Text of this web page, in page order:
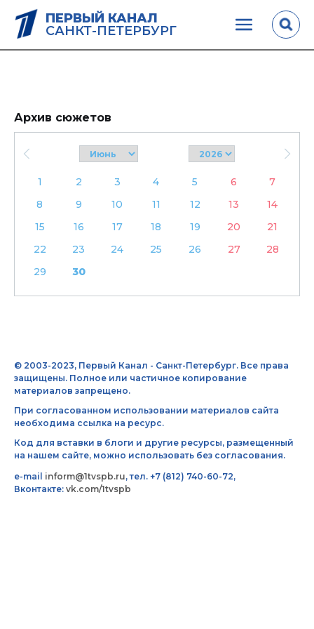
ПЕРВЫЙ КАНАЛ
САНКТ-ПЕТЕРБУРГ
Архив сюжетов
1 2 3 4 5 6
7
8
9 10 11 12 13
14
15
16 17 18 19 20
21
22
23 24 25 26 27
28
29
30
© 2003-2023, Первый Канал - Санкт-Петербург. Все права
защищены. Полное или частичное копирование
материалов запрещено.
При согласованном использовании материалов сайта
необходима ссылка на ресурс.
Код для вставки в блоги и другие ресурсы, размещенный
на нашем сайте, можно использовать без согласования.
e-mail inform@1tvspb.ru, тел. +7 (812) 740-60-72,
Вконтакте: vk.com/1tvspb